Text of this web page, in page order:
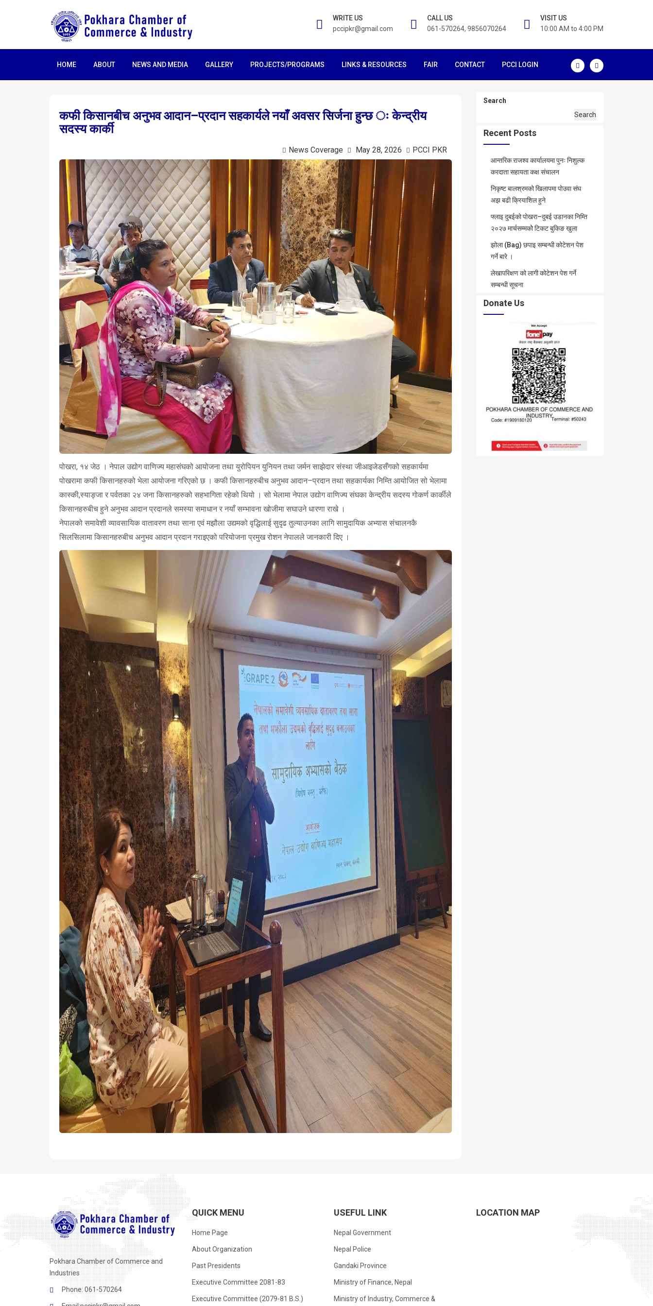
WRITE US
pccipkr@gmail.com
CALL US
061-570264, 9856070264
VISIT US
10:00 AM to 4:00 PM
HOME ABOUT NEWS AND MEDIA GALLERY PROJECTS/PROGRAMS LINKS & RESOURCES FAIR CONTACT PCCI LOGIN
कफी किसानबीच अनुभव आदान–प्रदान सहकार्यले नयाँ अवसर सिर्जना हुन्छ ः केन्द्रीय
सदस्य कार्की
News Coverage May 28, 2026 PCCI PKR
पोखरा, १४ जेठ । नेपाल उद्योग वाणिज्य महासंघको आयोजना तथा युरोपियन युनियन तथा जर्मन साझेदार संस्था जीआइजेडसँगको सहकार्यमा
पोखरामा कफी किसानहरुको भेला आयोजना गरिएको छ । कफी किसानहरुबीच अनुभव आदान–प्रदान तथा सहकार्यका निम्ति आयोजित सो भेलामा
कास्की,स्याङ्जा र पर्वतका २४ जना किसानहरुको सहभागिता रहेको थियो । सो भेलामा नेपाल उद्योग वाणिज्य संघका केन्द्रीय सदस्य गोकर्ण कार्कीले
किसानहरुबीच हुने अनुभव आदान प्रदानले समस्या समाधान र नयाँ सम्भावना खोजीमा सघाउने धारणा राखे ।
नेपालको समावेशी व्यावसायिक वातावरण तथा साना एवं मझौला उद्यमको वृद्धिलाई सुदृढ तुल्याउनका लागि सामुदायिक अभ्यास संचालनकै
सिलसिलामा किसानहरुबीच अनुभव आदान प्रदान गराइएको परियोजना प्रमुख रोशन नेपालले जानकारी दिए ।
Search
Search
Recent Posts
आन्तरिक राजश्व कार्यालयमा पुनः निशुल्क
करदाता सहायता कक्ष संचालन
निकृष्ट बालश्रमको खिलापमा पोउवा संघ
अझ बढी क्रियाशिल हुने
फ्लाइ दुबईको पोखरा–दुबई उडानका निम्ति
२०२७ मार्चसम्मकोे टिकट बुकिङ खुला
झोला (Bag) छपाइ सम्बन्धी कोटेशन पेश
गर्ने बारे ।
लेखापरिक्षण को लागी कोटेशन पेश गर्ने
सम्बन्धी सूचना
Donate Us
Pokhara Chamber of Commerce and
Industries
Phone: 061-570264
QUICK MENU
Home Page
About Organization
Past Presidents
Executive Committee 2081-83
Executive Committee (2079-81 B.S.)
USEFUL LINK
Nepal Government
Nepal Police
Gandaki Province
Ministry of Finance, Nepal
Ministry of Industry, Commerce &
LOCATION MAP